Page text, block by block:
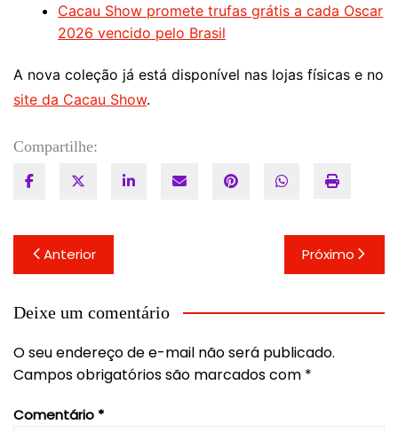
Cacau Show promete trufas grátis a cada Oscar
2026 vencido pelo Brasil
A nova coleção já está disponível nas lojas físicas e no
site da Cacau Show.
Compartilhe:
Navegação
de
Post
Anterior Próximo
Deixe um comentário
O seu endereço de e-mail não será publicado.
Campos obrigatórios são marcados com *
Comentário *